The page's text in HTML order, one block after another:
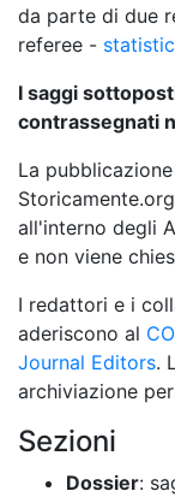
da parte di due
referee -
I saggi
contrassegnati
La
all'interno degli
e non viene
I redattori e i
aderiscono al
Journal Editors.
archiviazione
Sezioni
Dossier: